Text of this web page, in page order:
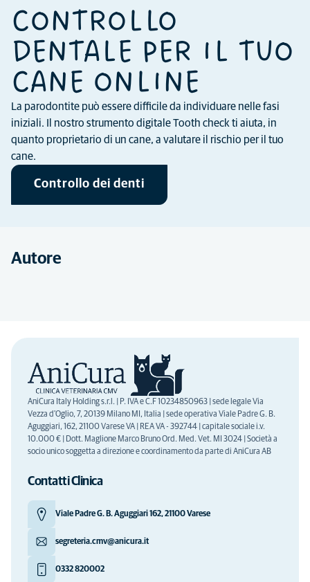
CONTROLLO
DENTALE PER IL TUO
CANE ONLINE
La parodontite può essere difficile da individuare nelle fasi
iniziali. Il nostro strumento digitale Tooth check ti aiuta, in
quanto proprietario di un cane, a valutare il rischio per il tuo
cane.
Controllo dei denti
Autore
AniCura Italy Holding s.r.l. | P. IVA e C.F 10234850963 | sede legale Via
Vezza d'Oglio, 7, 20139 Milano MI, Italia | sede operativa Viale Padre G. B.
Aguggiari, 162, 21100 Varese VA | REA VA - 392744 | capitale sociale i.v.
10.000 € | Dott. Maglione Marco Bruno Ord. Med. Vet. MI 3024 | Società a
socio unico soggetta a direzione e coordinamento da parte di AniCura AB
Contatti Clinica
Viale Padre G. B. Aguggiari 162, 21100 Varese
segreteria.cmv@anicura.it
0332 820002